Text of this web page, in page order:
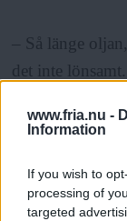
www.fria.nu -
Information
If you wish to
processing of
targeted
– Så länge
det inte lönsamt.
Det kommer
tekniken
kräver lika